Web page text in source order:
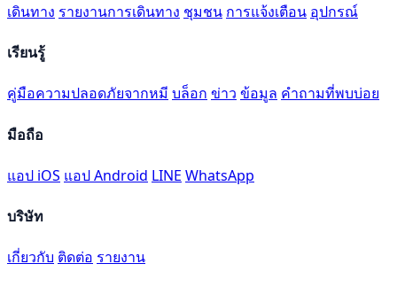
เดินทาง รายงานการเดินทาง ชุมชน การแจ้งเตือน อุปกรณ์
เรียนรู้
คู่มือความปลอดภัยจากหมี บล็อก ข่าว ข้อมูล คำถามที่พบบ่อย
มือถือ
แอป iOS แอป Android LINE WhatsApp
บริษัท
เกี่ยวกับ ติดต่อ รายงาน